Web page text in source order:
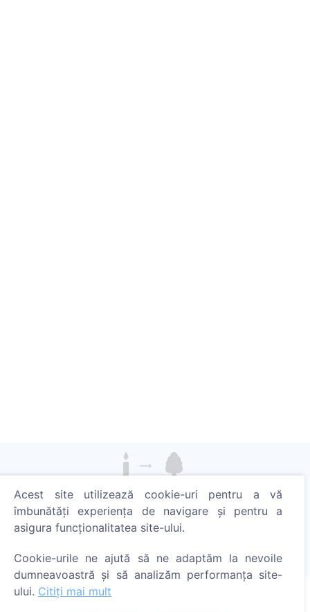
Aprinde o lumânare digitală - plantează un copac!
Citește mai mult
1393
Acest site utilizează cookie-uri pentru a vă
îmbunătăți experiența de navigare și pentru a
asigura funcționalitatea site-ului.
Cookie-urile ne ajută să ne adaptăm la nevoile
dumneavoastră și să analizăm performanța site-
ului. Citiți mai mult